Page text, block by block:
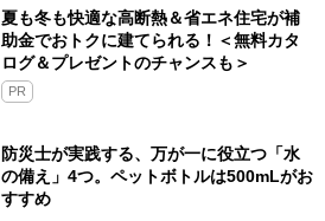
夏も冬も快適な高断熱＆省エネ住宅が補
助金でおトクに建てられる！＜無料カタ
ログ＆プレゼントのチャンスも＞
PR
防災士が実践する、万が一に役立つ「水
の備え」4つ。ペットボトルは500mLがお
すすめ